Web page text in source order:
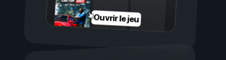
Ouvrir le jeu